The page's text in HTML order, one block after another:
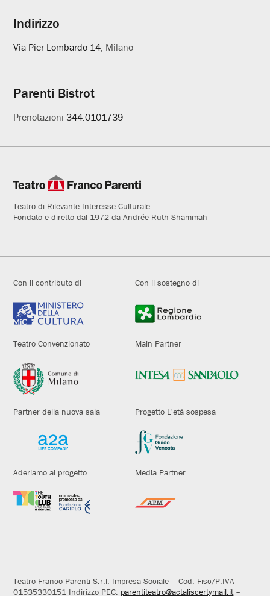
Indirizzo
Via Pier Lombardo 14 , Milano
Parenti Bistrot
Prenotazioni344.0101739
Teatro di Rilevante Interesse Culturale
Fondato e diretto dal 1972 da Andrée Ruth Shammah
Con il contributo di Con il sostegno di
Teatro Convenzionato Main Partner
Partner della nuova sala Progetto L'età sospesa
Aderiamo al progetto Media Partner
Teatro Franco Parenti S.r.l. Impresa Sociale – Cod. Fisc/P.IVA
01535330151 Indirizzo PEC: parentiteatro@actaliscertymail.it–